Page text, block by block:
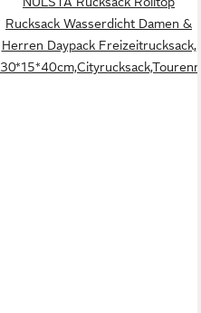
Rucksack Wasserdicht Damen &
Herren Daypack Freizeitrucksack,